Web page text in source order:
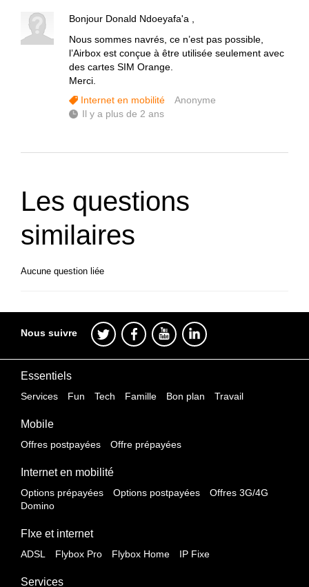
Bonjour Donald Ndoeyafa'a ,
Nous sommes navrés, ce n’est pas possible,
l’Airbox est conçue à être utilisée seulement avec
des cartes SIM Orange.
Merci.
Internet en mobilité
Anonyme
Il y a plus de 2 ans
Les questions
similaires
Aucune question liée
Nous suivre
Essentiels
Services Fun Tech Famille Bon plan Travail
Mobile
Offres postpayées Offre prépayées
Internet en mobilité
Options prépayées Options postpayées
Offres 3G/4G
Domino
FIxe et internet
ADSL Flybox Pro Flybox Home IP Fixe
Services